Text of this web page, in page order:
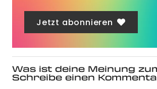
Jetzt abonnieren
Was ist deine Meinung
Schreibe einen